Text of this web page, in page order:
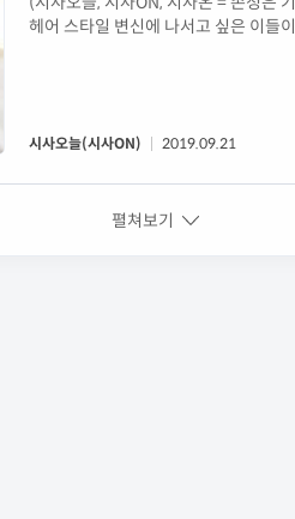
헤어 스타일 변신에 나서고 싶은 이들
시사오늘(시사ON) 2019.09.21
펼쳐보기